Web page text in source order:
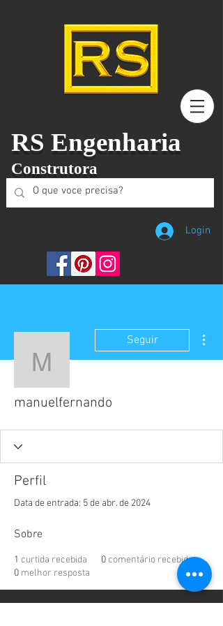
RS Engenharia
Construtora
Login
manuelfernando
Seguir
manuelfernando
Perfil
Data de entrada: 5 de abr. de 2024
Sobre
1 curtida recebida 0 comentário recebido
0 melhor resposta